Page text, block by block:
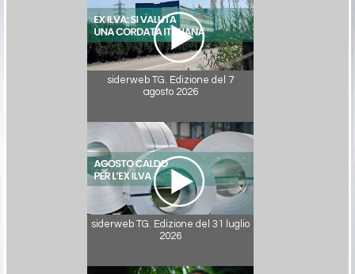
siderweb TG. Edizione del 7
agosto 2026
siderweb TG. Edizione del 31 luglio
2026